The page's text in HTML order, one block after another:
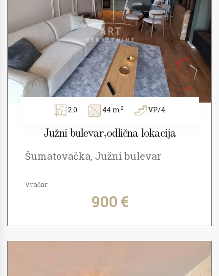
2.0 44 m2 VP/4
Južni bulevar,odlična lokacija
Šumatovačka, Južni bulevar
Vračar
900 €